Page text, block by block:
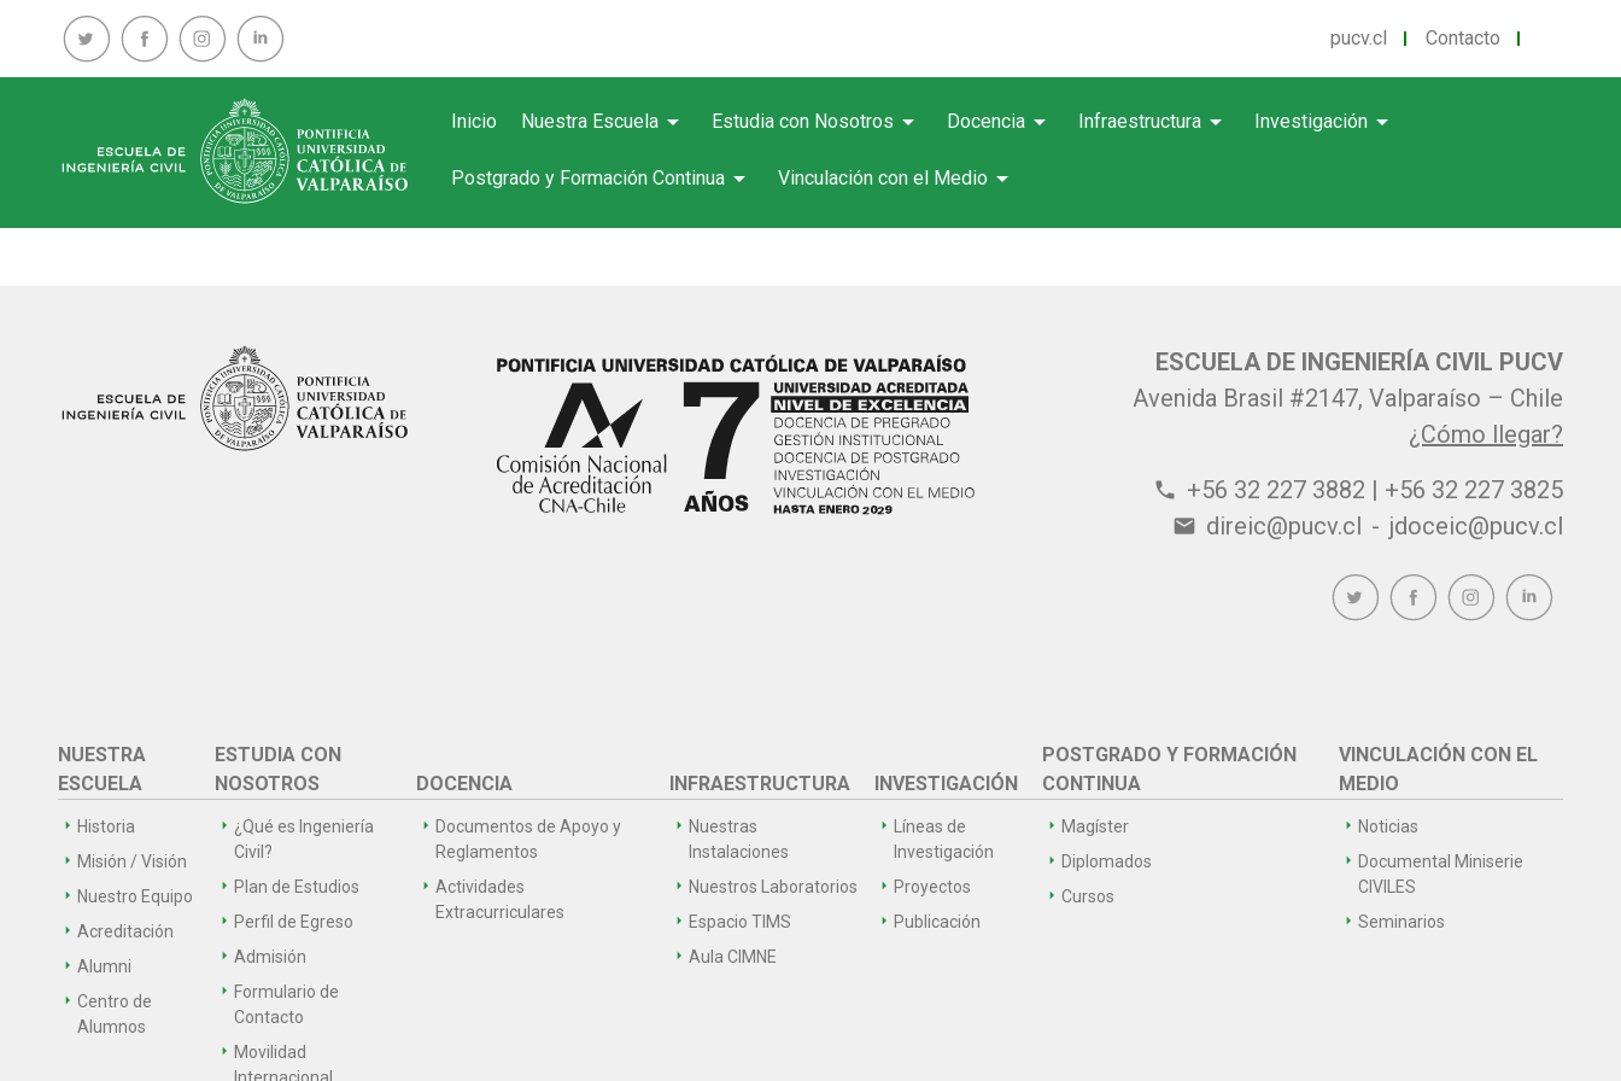
pucv.cl Contacto
Inicio Nuestra Escuela arrow_drop_down Estudia con Nosotros arrow_drop_down Docencia arrow_drop_down Infraestructura arrow_drop_down Investigación arrow_drop_down
Postgrado y Formación Continua arrow_drop_down Vinculación con el Medio arrow_drop_down
ESCUELA DE INGENIERÍA CIVIL PUCV
Avenida Brasil #2147, Valparaíso – Chile
¿Cómo llegar?
phone +56 32 227 3882 | +56 32 227 3825
email direic@pucv.cl - jdoceic@pucv.cl
NUESTRA
ESCUELA
Historia
Misión / Visión
Nuestro Equipo
Acreditación
Alumni
Centro de
Alumnos
ESTUDIA CON
NOSOTROS
¿Qué es Ingeniería
Civil?
Plan de Estudios
Perfil de Egreso
Admisión
Formulario de
Contacto
Movilidad
DOCENCIA
Documentos de Apoyo y
Reglamentos
Actividades
Extracurriculares
INFRAESTRUCTURA
Nuestras
Instalaciones
Nuestros Laboratorios
Espacio TIMS
Aula CIMNE
INVESTIGACIÓN
Líneas de
Investigación
Proyectos
Publicación
POSTGRADO Y FORMACIÓN
CONTINUA
Magíster
Diplomados
Cursos
VINCULACIÓN CON EL
MEDIO
Noticias
Documental Miniserie
CIVILES
Seminarios